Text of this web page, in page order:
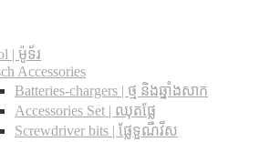
| ម៉ូទ័រ
Accessories
Batteries-chargers | ថ្ម និងឆ្នាំងសាក
Accessories Set | ឈុតផ្លែ
Screwdriver bits | ផ្លែទួណឺវីស